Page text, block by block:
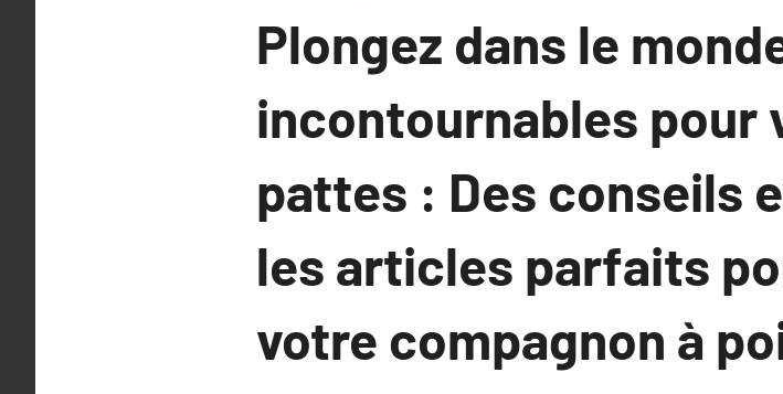
Plongez dans le
incontournables pour
pattes : Des conseils
les articles parfaits
votre compagnon à